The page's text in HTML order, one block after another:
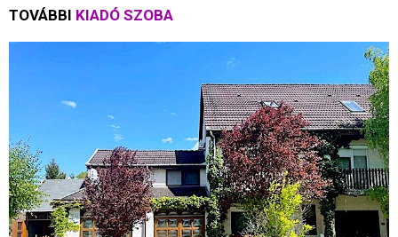
TOVÁBBI KIADÓ SZOBA